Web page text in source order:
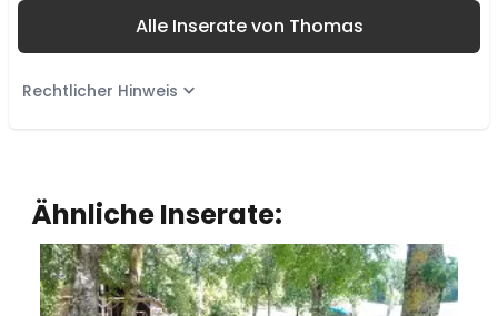
Alle Inserate von Thomas
Rechtlicher Hinweis
Ähnliche Inserate: